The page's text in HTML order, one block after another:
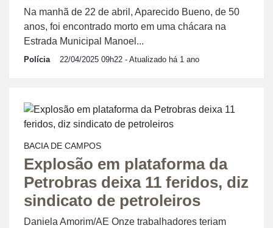
Na manhã de 22 de abril, Aparecido Bueno, de 50
anos, foi encontrado morto em uma chácara na
Estrada Municipal Manoel...
Polícia 22/04/2025 09h22 - Atualizado há 1 ano
BACIA DE CAMPOS
Explosão em plataforma da
Petrobras deixa 11 feridos, diz
sindicato de petroleiros
Daniela Amorim/AE Onze trabalhadores teriam